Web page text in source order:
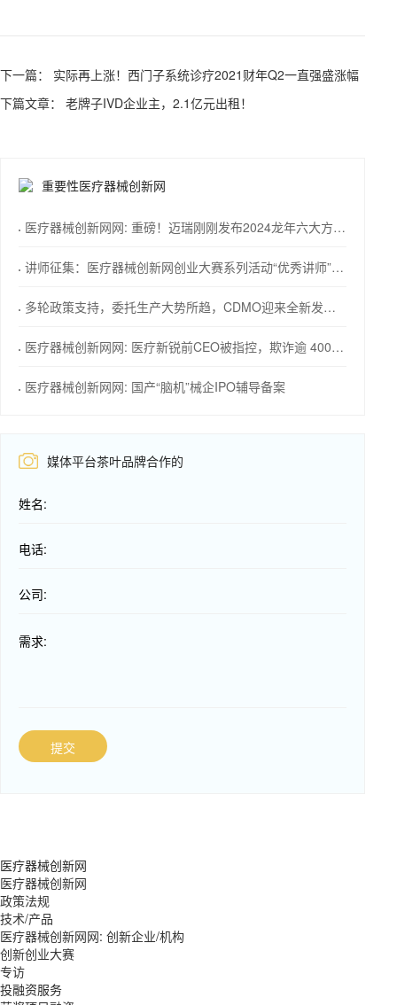
下一篇： 实际再上涨！西门子系统诊疗2021财年Q2一直强盛涨幅
下篇文章： 老牌子IVD企业主，2.1亿元出租！
重要性医疗器械创新网
医疗器械创新网网: 重磅！迈瑞刚刚发布2024龙年六大方略！
讲师征集：医疗器械创新网创业大赛系列活动“优秀讲师”等您来！
多轮政策支持，委托生产大势所趋，CDMO迎来全新发展机会
医疗器械创新网网: 医疗新锐前CEO被指控，欺诈逾 4000 万美元
医疗器械创新网网: 国产“脑机”械企IPO辅导备案
媒体平台茶叶品牌合作的
姓名:
电话:
公司:
需求:
提交
医疗器械创新网
医疗器械创新网
政策法规
技术/产品
医疗器械创新网网: 创新企业/机构
创新创业大赛
专访
投融资服务